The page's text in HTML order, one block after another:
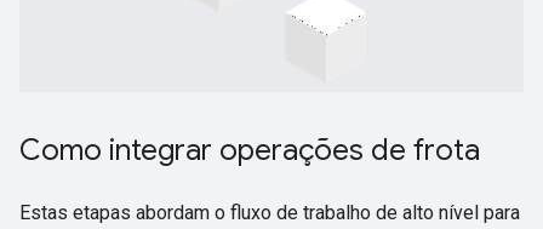
Como integrar operações de frota
Estas etapas abordam o fluxo de trabalho de alto nível para